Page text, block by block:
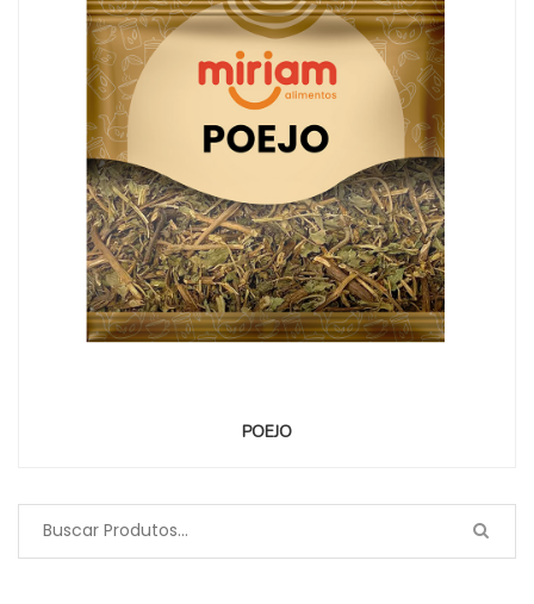
POEJO